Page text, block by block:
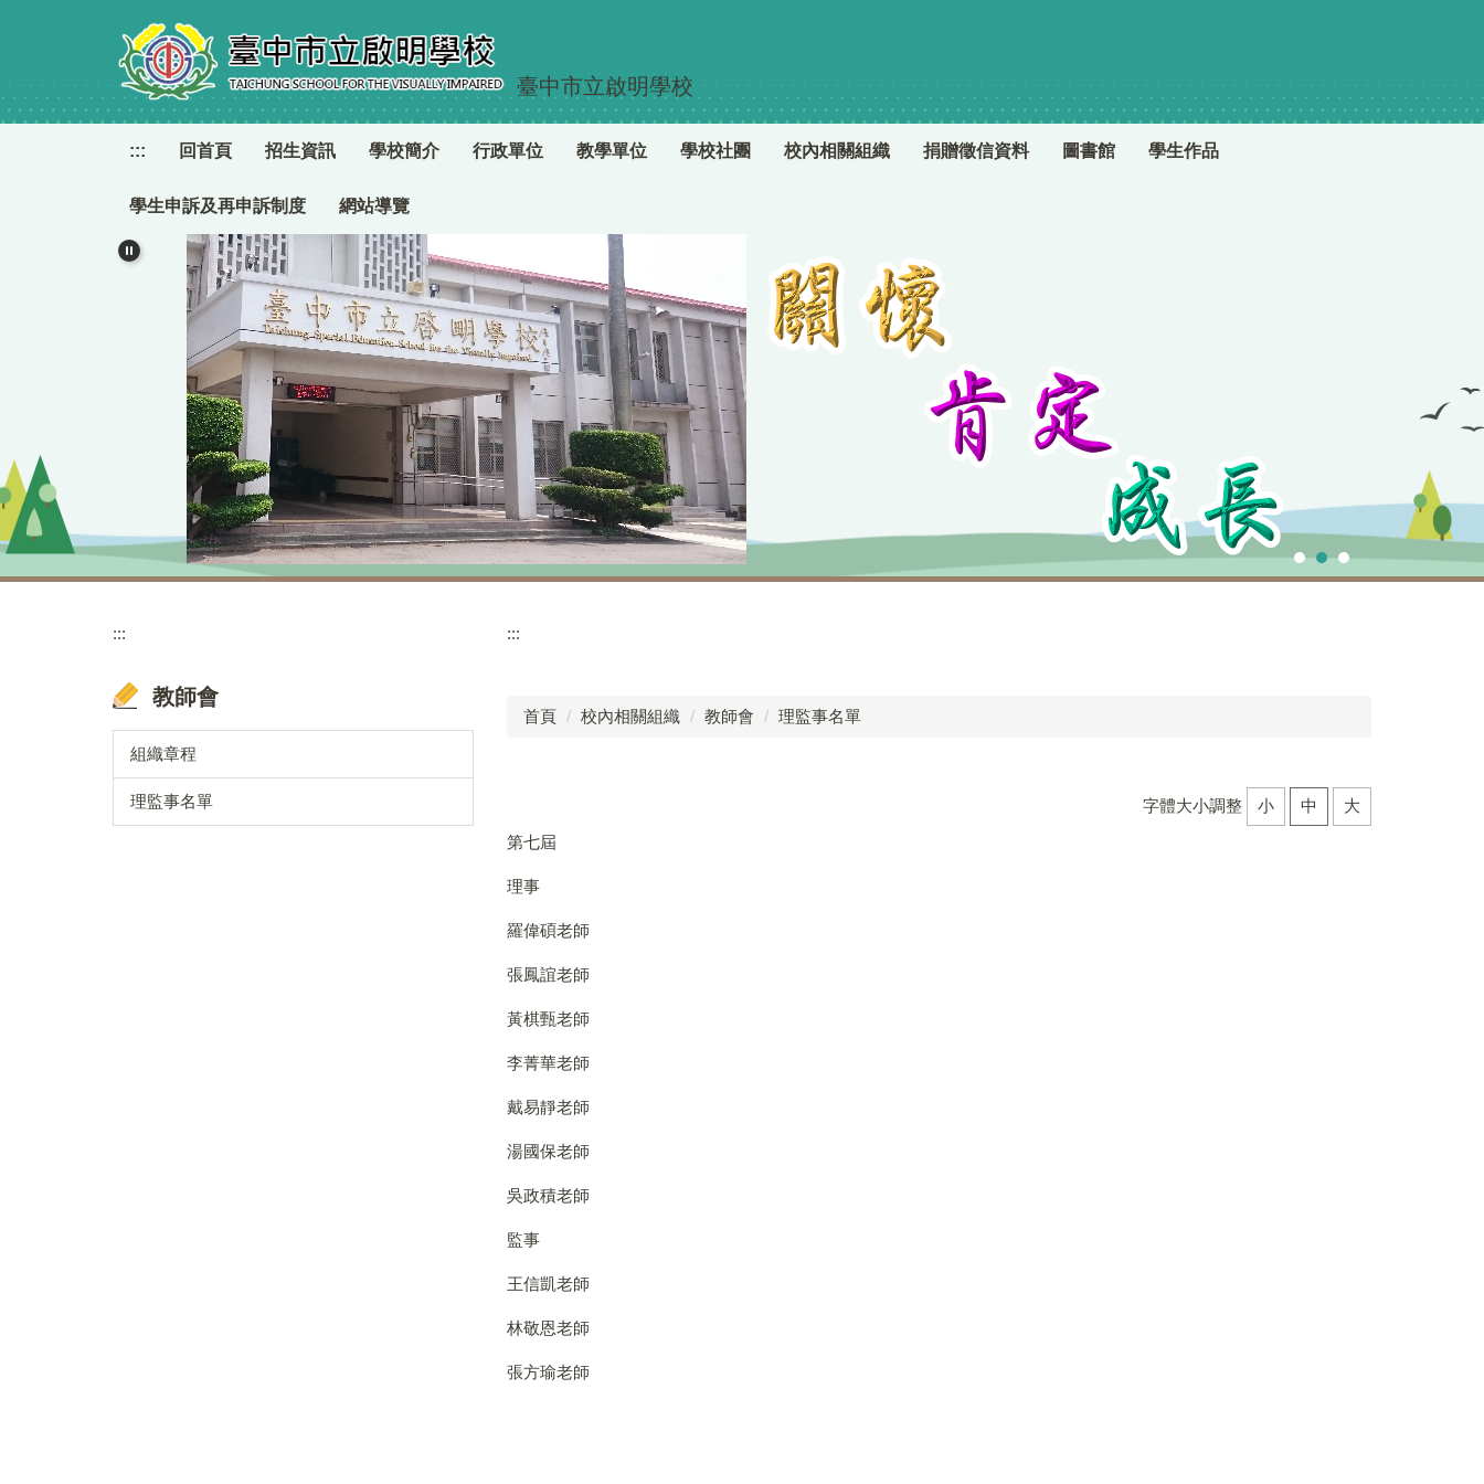
要
內
臺中市立啟明學校
::: 回首頁 招生資訊 學校簡介 行政單位 教學單位 學校社團 校內相關組織 捐贈徵信資料 圖書館 學生作品
學生申訴及再申訴制度 網站導覽
:::
教師會
組織章程
理監事名單
:::
首頁 校內相關組織 教師會 理監事名單
字體大小調整 小 中
大
第七屆
理事
羅偉碩老師
張鳳誼老師
黃棋甄老師
李菁華老師
戴易靜老師
湯國保老師
吳政積老師
監事
王信凱老師
林敬恩老師
張方瑜老師